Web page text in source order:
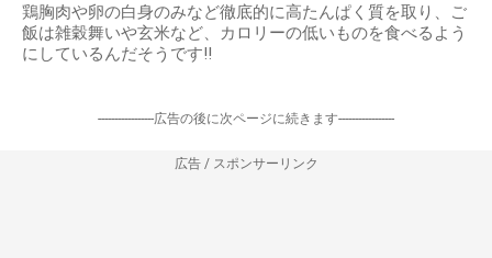
鶏胸肉や卵の白身のみなど徹底的に高たんぱく質を取り、ご
飯は雑穀舞いや玄米など、カロリーの低いものを食べるよう
にしているんだそうです!!
-----------------広告の後に次ページに続きます-----------------
広告 / スポンサーリンク